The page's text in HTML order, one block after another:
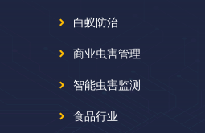
白蚁防治
商业虫害管理
智能虫害监测
食品行业